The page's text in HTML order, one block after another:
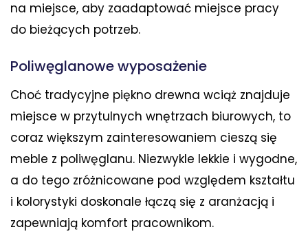
na miejsce, aby zaadaptować miejsce pracy
do bieżących potrzeb.
Poliwęglanowe wyposażenie
Choć tradycyjne piękno drewna wciąż znajduje
miejsce w przytulnych wnętrzach biurowych, to
coraz większym zainteresowaniem cieszą się
meble z poliwęglanu. Niezwykle lekkie i wygodne,
a do tego zróżnicowane pod względem kształtu
i kolorystyki doskonale łączą się z aranżacją i
zapewniają komfort pracownikom.